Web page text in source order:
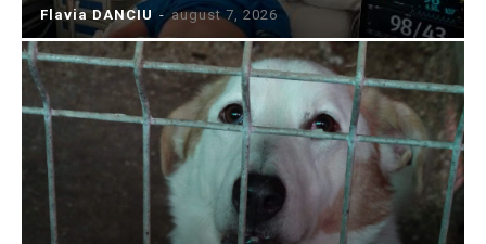
Flavia DANCIU - august 7, 2026